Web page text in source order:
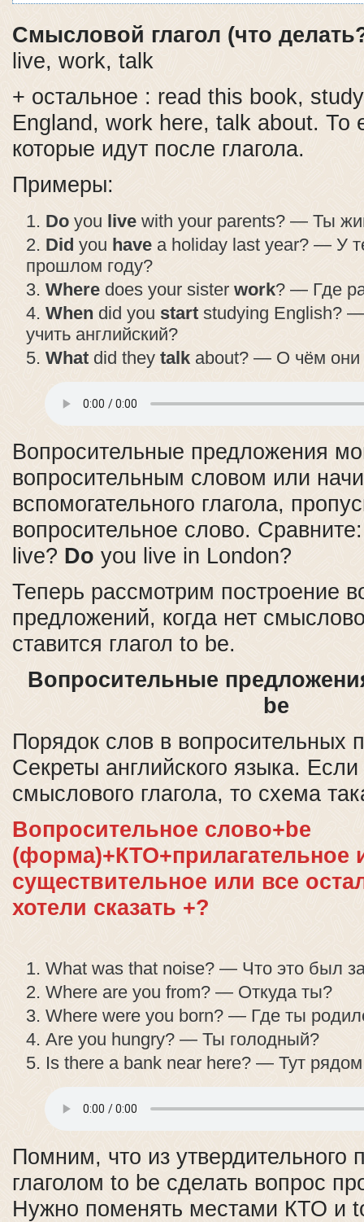
Смысловой глагол (что
live, work, talk
+ остальное : read this book,
England, work here, talk about. То
которые идут после глагола.
Примеры:
Do you live with your parents? — Ты
Did you have a holiday last year? — У
прошлом году?
Where does your sister work? — Где
When did you start studying English?
учить английский?
What did they talk about? — О чём они
Вопросительные предложения
вопросительным словом или
вспомогательного глагола,
вопросительное слово.
live? Do you live in London?
Теперь рассмотрим построение
предложений, когда нет
ставится глагол to be.
Вопросительные
be
Порядок слов в
Секреты английского языка.
смыслового глагола, то схема
Вопросительное слово+be
(форма)+КТО+прилагательное
существительное или все
хотели сказать +?
What was that noise? — Что это был
Where are you from? — Откуда ты?
Where were you born? — Где ты
Are you hungry? — Ты голодный?
Is there a bank near here? — Тут рядом
Помним, что из утвердительного
глаголом to be сделать вопрос
Нужно поменять местами КТО и